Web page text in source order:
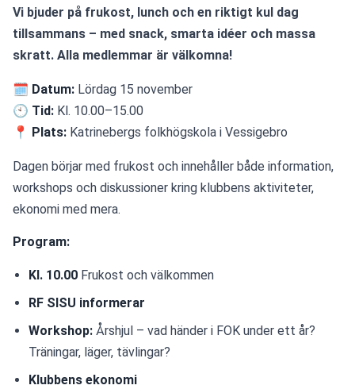
Vi bjuder på frukost, lunch och en riktigt kul dag
tillsammans – med snack, smarta idéer och massa
skratt. Alla medlemmar är välkomna!
🗓 Datum: Lördag 15 november
🕙 Tid: Kl. 10.00–15.00
📍
Plats: Katrinebergs folkhögskola i Vessigebro
Dagen börjar med frukost och innehåller både information,
workshops och diskussioner kring klubbens aktiviteter,
ekonomi med mera.
Program:
Kl. 10.00 Frukost och välkommen
RF SISU informerar
Workshop: Årshjul – vad händer i FOK under ett år?
Träningar, läger, tävlingar?
Klubbens ekonomi